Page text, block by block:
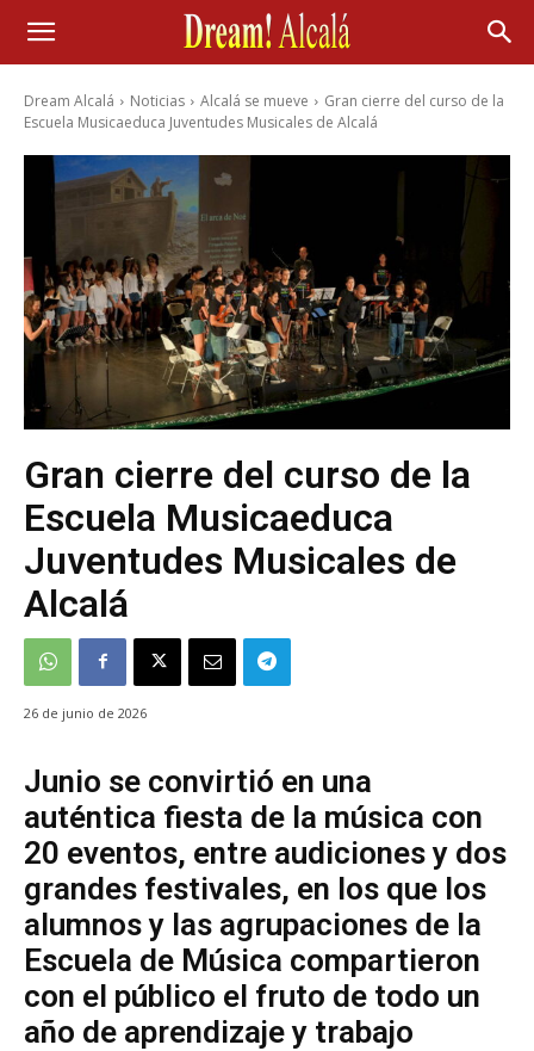
Dream Alcalá Noticias Alcalá se mueve
Gran cierre del curso de la
Escuela Musicaeduca Juventudes Musicales de Alcalá
Gran cierre del curso de la
Escuela Musicaeduca
Juventudes Musicales de
Alcalá
26 de junio de 2026
Junio se convirtió en una
auténtica fiesta de la música con
20 eventos, entre audiciones y dos
grandes festivales, en los que los
alumnos y las agrupaciones de la
Escuela de Música compartieron
con el público el fruto de todo un
año de aprendizaje y trabajo